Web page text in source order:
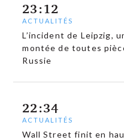
23:12
ACTUALITÉS
L’incident de Leipzig,
montée de toutes
Russie
22:34
ACTUALITÉS
Wall Street finit en